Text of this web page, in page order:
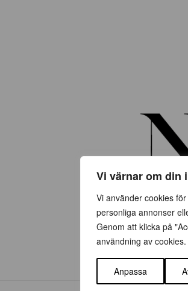
Vi värnar om din
Vi använder cookies
personliga annonser
Genom att klicka på
användning av cookies.
Anpassa